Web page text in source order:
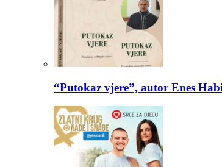
“Putokaz vjere”, autor Enes